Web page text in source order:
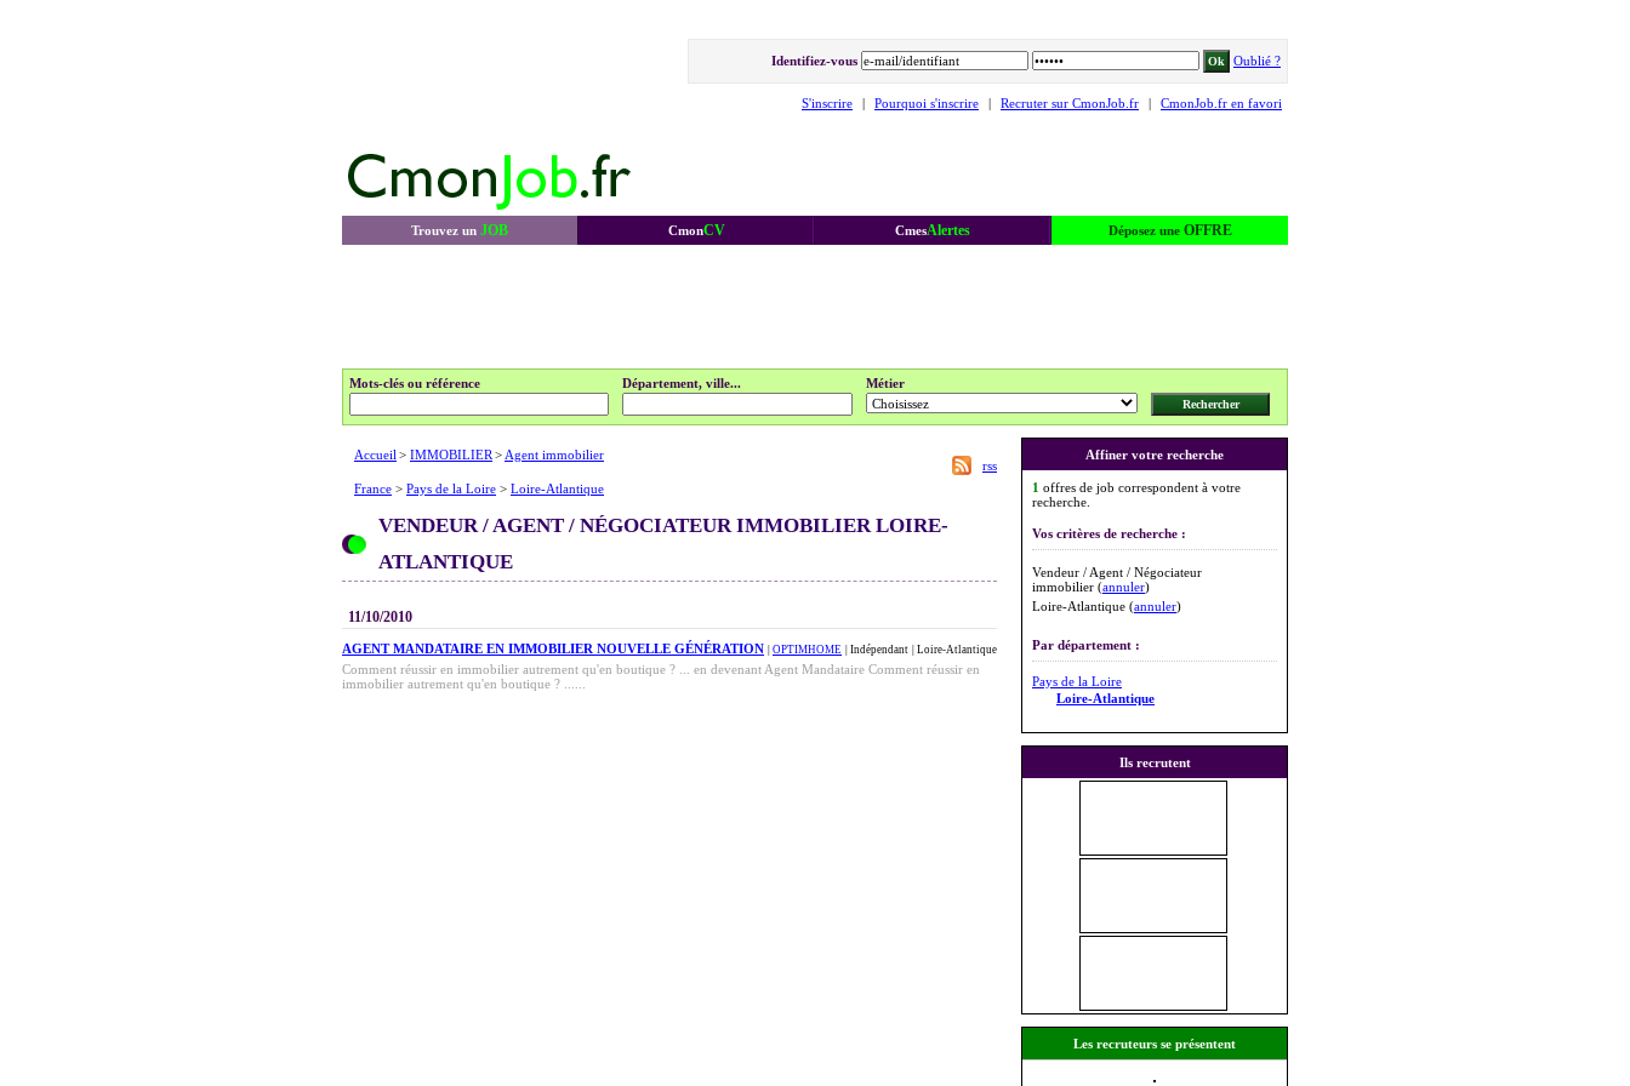
Identifiez-vous Oublié ?
S'inscrire | Pourquoi s'inscrire | Recruter sur CmonJob.fr | CmonJob.fr en favori
Trouvez un JOB CmonCV CmesAlertes Déposez une OFFRE
Mots-clés ou référence Département, ville... Métier
rss
Accueil > IMMOBILIER > Agent immobilier
France > Pays de la Loire > Loire-Atlantique
VENDEUR / AGENT / NÉGOCIATEUR IMMOBILIER LOIRE-
ATLANTIQUE
11/10/2010
AGENT MANDATAIRE EN IMMOBILIER NOUVELLE GÉNÉRATION OPTIMHOME | Indépendant | Loire-Atlantique
Comment réussir en immobilier autrement qu'en boutique ? ... en devenant Agent Mandataire Comment réussir en
immobilier autrement qu'en boutique ? ......
Affiner votre recherche
1 offres de job correspondent à votre
recherche.
Vos critères de recherche :
Vendeur / Agent / Négociateur
immobilier (annuler)
Loire-Atlantique (annuler)
Par département :
Pays de la Loire
Loire-Atlantique
Ils recrutent
Les recruteurs se présentent